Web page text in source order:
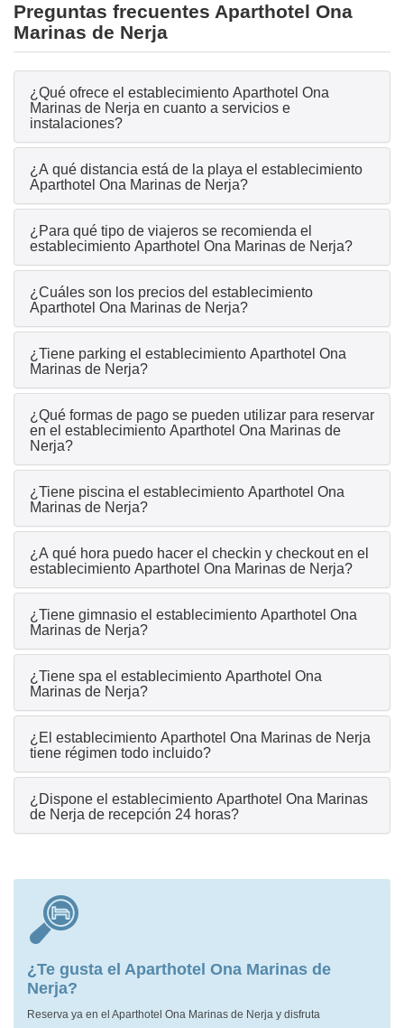
Preguntas frecuentes Aparthotel Ona
Marinas de Nerja
¿Qué ofrece el establecimiento Aparthotel Ona
Marinas de Nerja en cuanto a servicios e
instalaciones?
¿A qué distancia está de la playa el establecimiento
Aparthotel Ona Marinas de Nerja?
¿Para qué tipo de viajeros se recomienda el
establecimiento Aparthotel Ona Marinas de Nerja?
¿Cuáles son los precios del establecimiento
Aparthotel Ona Marinas de Nerja?
¿Tiene parking el establecimiento Aparthotel Ona
Marinas de Nerja?
¿Qué formas de pago se pueden utilizar para reservar
en el establecimiento Aparthotel Ona Marinas de
Nerja?
¿Tiene piscina el establecimiento Aparthotel Ona
Marinas de Nerja?
¿A qué hora puedo hacer el checkin y checkout en el
establecimiento Aparthotel Ona Marinas de Nerja?
¿Tiene gimnasio el establecimiento Aparthotel Ona
Marinas de Nerja?
¿Tiene spa el establecimiento Aparthotel Ona
Marinas de Nerja?
¿El establecimiento Aparthotel Ona Marinas de Nerja
tiene régimen todo incluido?
¿Dispone el establecimiento Aparthotel Ona Marinas
de Nerja de recepción 24 horas?
¿Te gusta el Aparthotel Ona Marinas de
Nerja?
Reserva ya en el Aparthotel Ona Marinas de Nerja y disfruta